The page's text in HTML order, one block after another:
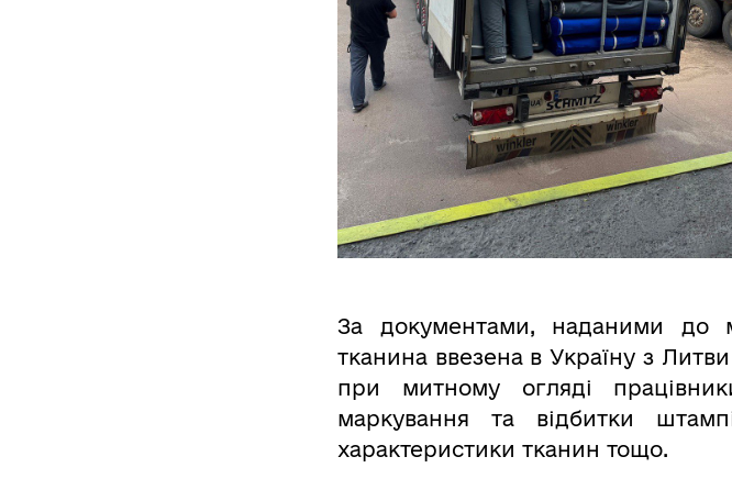
За документами, наданими до
тканина ввезена в Україну з
при митному огляді
маркування та відбитки
характеристики тканин тощо.